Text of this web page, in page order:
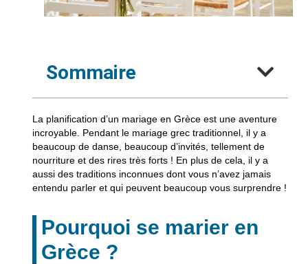
Sommaire
La planification d’un mariage en Grèce est une aventure
incroyable. Pendant le mariage grec traditionnel, il y a
beaucoup de danse, beaucoup d’invités, tellement de
nourriture et des rires très forts ! En plus de cela, il y a
aussi des traditions inconnues dont vous n’avez jamais
entendu parler et qui peuvent beaucoup vous surprendre !
Pourquoi se marier en
Grèce ?